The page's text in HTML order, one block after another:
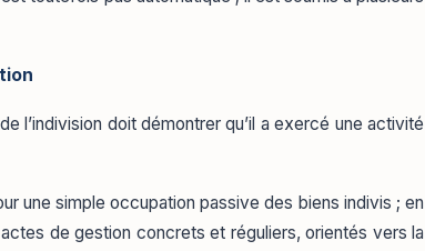
l’indivision doit démontrer qu’il a exercé une activité
une simple occupation passive des biens indivis ; en
de gestion concrets et réguliers, orientés vers la